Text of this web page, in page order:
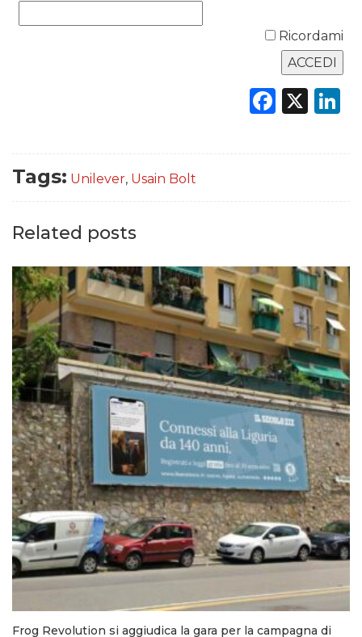
Ricordami
X
Tags: Unilever, Usain Bolt
Related posts
Frog Revolution si aggiudica la gara per la campagna di